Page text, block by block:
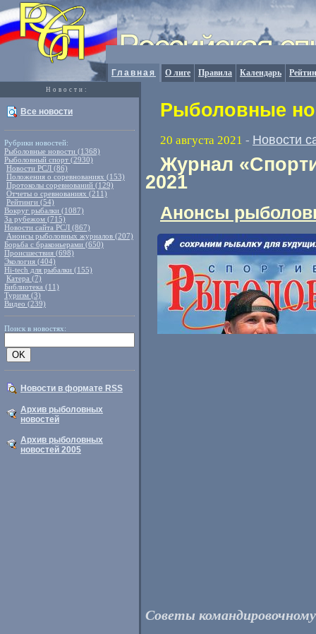
Главная О лиге Правила Календарь
Новости:
Все новости
Рубрики новостей:
Рыболовные новости (1368)
Рыболовный спорт (2930)
Новости РСЛ (86)
Положения о соревнованиях (153)
Протоколы соревнований (129)
Отчеты о сревнованиях (211)
Рейтинги (54)
Вокруг рыбалки (1087)
За рубежом (715)
Новости сайта РСЛ (867)
Анонсы рыболовных журналов (207)
Борьба с браконьерами (650)
Происшествия (698)
Экология (404)
Hi-tech для рыбалки (155)
Катера (7)
Библиотека (11)
Туризм (3)
Видео (239)
Поиск в новостях:
Новости в формате RSS
Архив рыболовных
новостей
Архив рыболовных
новостей 2005
Рыболовные
20 августа 2021 - Новости
Журнал
2021
Анонсы
Советы командировочному